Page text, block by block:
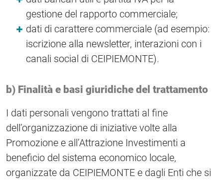
gestione del rapporto commerciale;
dati di carattere commerciale (ad esempio:
iscrizione alla newsletter, interazioni con i
canali social di CEIPIEMONTE).
b) Finalità e basi giuridiche del trattamento
I dati personali vengono trattati al fine
dell’organizzazione di iniziative volte alla
Promozione e all’Attrazione Investimenti a
beneficio del sistema economico locale,
organizzate da CEIPIEMONTE e dagli Enti che si